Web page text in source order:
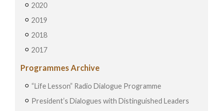
2020
2019
2018
2017
Programmes Archive
“Life Lesson” Radio Dialogue Programme
President’s Dialogues with Distinguished Leaders